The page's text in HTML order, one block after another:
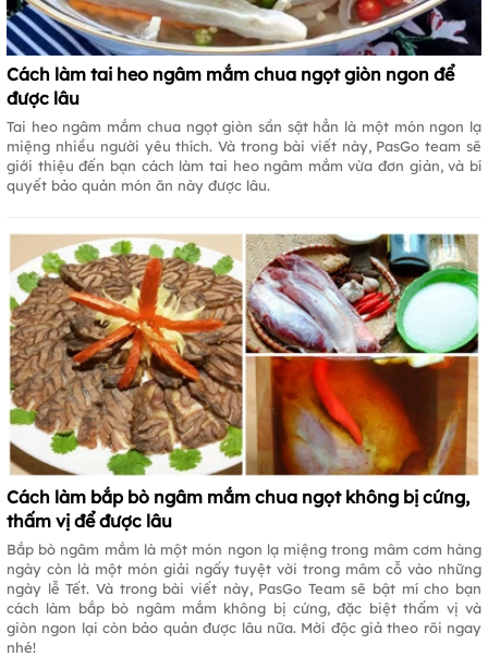
Cách làm tai heo ngâm mắm chua ngọt giòn ngon để
được lâu
Tai heo ngâm mắm chua ngọt giòn sần sật hẳn là một món ngon lạ
miệng nhiều người yêu thích. Và trong bài viết này, PasGo team sẽ
giới thiệu đến bạn cách làm tai heo ngâm mắm vừa đơn giản, và bí
quyết bảo quản món ăn này được lâu.
Cách làm bắp bò ngâm mắm chua ngọt không bị cứng,
thấm vị để được lâu
Bắp bò ngâm mắm là một món ngon lạ miệng trong mâm cơm hàng
ngày còn là một món giải ngấy tuyệt vời trong mâm cỗ vào những
ngày lễ Tết. Và trong bài viết này, PasGo Team sẽ bật mí cho bạn
cách làm bắp bò ngâm mắm không bị cứng, đặc biệt thấm vị và
giòn ngon lại còn bảo quản được lâu nữa. Mời độc giả theo rõi ngay
nhé!